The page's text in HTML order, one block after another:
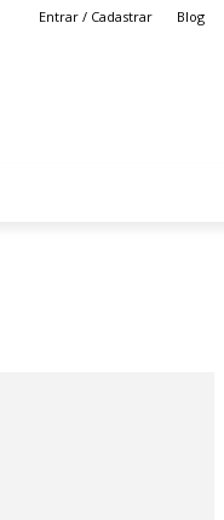
Entrar / Cadastrar Blog